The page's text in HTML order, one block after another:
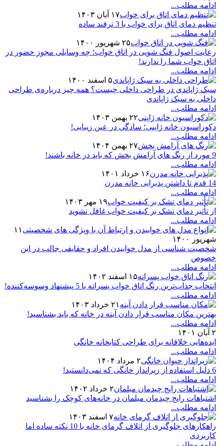
ادامه مطلب...
۱۷ آبان ۱۴۰۳
تنظیم دمای اتاق برای خواب با 3 ترفند ساده
ادامه مطلب...
۲۵ شهریور ۱۴۰۰
رعایت اصول فنگ شویی در اتاق خواب؛ چه وسایلی مجوز حضور در
اتاق خواب شما را ندارند!
ادامه مطلب...
۵ اسفند ۱۴۰۰
سبک ژاپاندی در طراحی داخلی چیست؟ همه چیز درباره‌ی طراحی
داخلی به سبک ژاپاندی
ادامه مطلب...
۲۲ بهمن ۱۴۰۳
دکوراسیون خانه ژاپنی؛ سادگی در عین زیبایی!
ادامه مطلب...
۲۷ بهمن ۱۴۰۴
9 مورد از رنگ های آرامش بخش که باید در خانه باشند!
ادامه مطلب...
۱۶ خرداد ۱۴۰۱
14 قدم تا داشتن پذیرایی خانه مدرن
ادامه مطلب...
۱۹ مهر ۱۴۰۳
از تأثیر دمای تشک بر کیفیت خواب غافل نشوید
ادامه مطلب...
۱۱
شهریور ۱۴۰۰
شخصیت شناسی از مدل خوابیدن افراد و حقایقی جالب در این
خصوص
ادامه مطلب...
۱۵ اسفند ۱۴۰۲
انتخاب جذاب‌ترین رنگ اتاق خواب پسرانه با 5 پیشنهاد وسوسه‌کننده!
ادامه مطلب...
۲۱ خرداد ۱۴۰۳
بهترین مکان مناسب قرار دادن آینه در خانه که باید بشناسید!
ادامه مطلب...
۲ آبان ۱۴۰۱
ایده‌هایی خلاقانه برای طراحی کتابخانه خانگی
ادامه مطلب...
۲ مرداد ۱۴۰۴
6 دلیل استفاده از زیرانداز خانگی که نمی‌دانستید!
ادامه مطلب...
۲ خرداد ۱۴۰۲
اشتباهات رایج چیدمان مبلمان در خانه‌های کوچک را بشناسید
ادامه مطلب...
۷ اسفند ۱۴۰۳
راهکارهای جلوگیری از اتلاف گرمای خانه با 10 نکته ساده اما
کاربردی